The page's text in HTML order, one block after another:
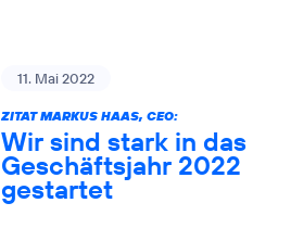
11. Mai 2022
ZITAT MARKUS HAAS, CEO:
Wir sind stark in das
Geschäftsjahr 2022
gestartet